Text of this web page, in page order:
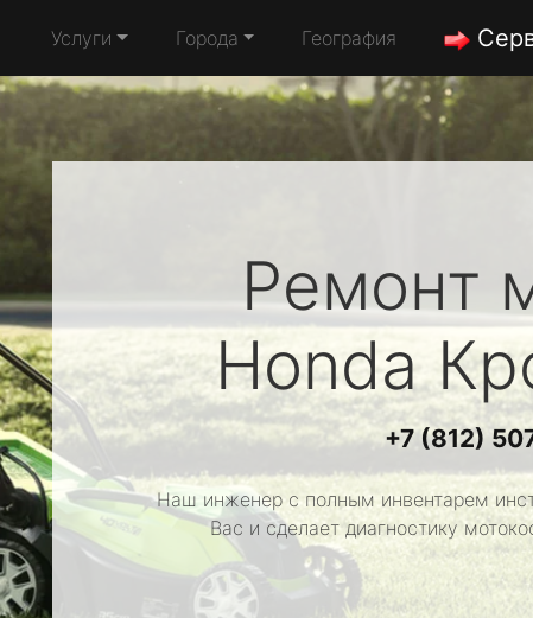
Услуги Города География
Ремонт
Honda
+7 (812)
Наш инженер с полным инвентарем
Вас и сделает диагностику